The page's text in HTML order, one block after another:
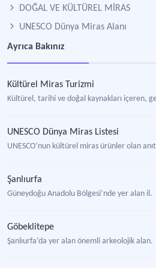
DOĞAL VE KÜLTÜREL MİRAS
UNESCO Dünya Miras Alanı
Ayrıca Bakınız
Kültürel Miras Turizmi
Kültürel, tarihi ve doğal kaynakları içeren,
UNESCO Dünya Miras Listesi
UNESCO’nun kültürel miras ürünler olan
Şanlıurfa
Güneydoğu Anadolu Bölgesi’nde yer alan il.
Göbeklitepe
Şanlıurfa’da yer alan önemli arkeolojik alan.